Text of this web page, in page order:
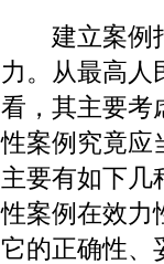
建立案例指
力。从最高人
看，其主要考
性案例究竟应
主要有如下几
性案例在效力
它的正确性、